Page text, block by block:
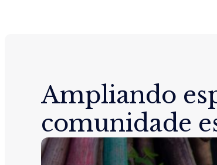
Ampliando
comunidade